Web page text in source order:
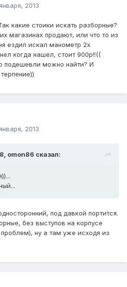
2013
какие стоики искать разборные?
магазинах продают, или что то из
ездил искал манометр 2х
когда нашел, стоит 900р!!((
подешевли можно найти? И
2013
omon86 сказал:
под давкой портится.
без выступов на корпусе
ну а там уже исходя из